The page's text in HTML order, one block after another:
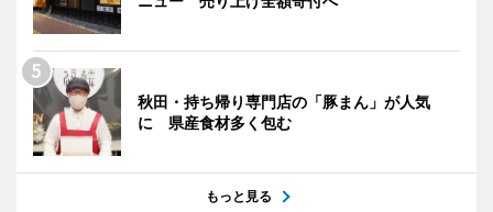
秋田・持ち帰り専門店の「豚まん」が人気
に 県産食材多く包む
もっと見る